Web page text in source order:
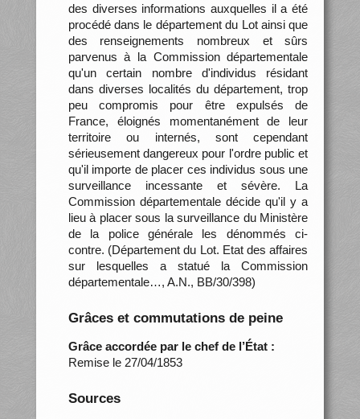
des diverses informations auxquelles il a été
procédé dans le département du Lot ainsi que
des renseignements nombreux et sûrs
parvenus à la Commission départementale
qu'un certain nombre d'individus résidant
dans diverses localités du département, trop
peu compromis pour être expulsés de
France, éloignés momentanément de leur
territoire ou internés, sont cependant
sérieusement dangereux pour l'ordre public et
qu'il importe de placer ces individus sous une
surveillance incessante et sévère. La
Commission départementale décide qu'il y a
lieu à placer sous la surveillance du Ministère
de la police générale les dénommés ci-
contre. (Département du Lot. Etat des affaires
sur lesquelles a statué la Commission
départementale…, A.N., BB/30/398)
Grâces et commutations de peine
Grâce accordée par le chef de l’État :
Remise le 27/04/1853
Sources